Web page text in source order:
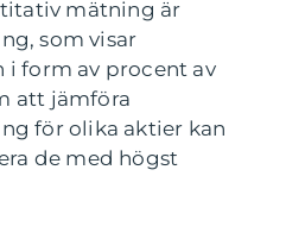
mätning är
som visar
form av procent av
att jämföra
för olika aktier kan
de med högst